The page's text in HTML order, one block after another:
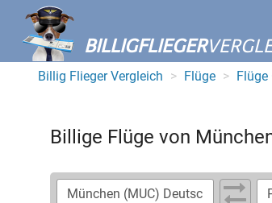
BILLIGFLIEGER
Billig Flieger Vergleich Flüge Flüge
Billige Flüge von